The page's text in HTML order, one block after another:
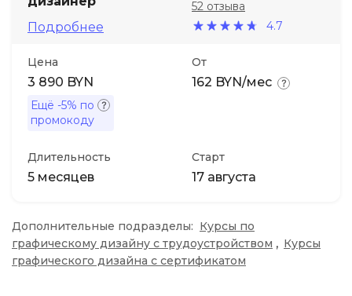
Подробнее
4.7
52 отзыва
Цена
3 890 BYN
Ещё -5% по
промокоду
От
162 BYN/мес
Длительность
5 месяцев
Старт
17 августа
Дополнительные подразделы: Курсы по
графическому дизайну с трудоустройством , Курсы
графического дизайна с сертификатом